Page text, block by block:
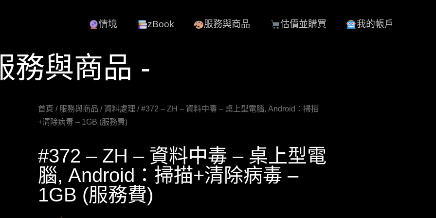
情境 zBook 服務與商品 估價並購買 我的帳戶
務與商品 -
首頁 / 服務與商品 /資料處理 / #372 – ZH – 資料中毒 – 桌上型電腦, Android：掃描
+清除病毒 – 1GB (服務費)
#372 – ZH – 資料中毒 – 桌上型電
腦, Android：掃描+清除病毒 –
1GB (服務費)